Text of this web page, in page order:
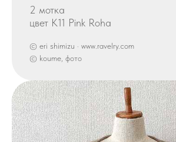
2 мотка
цвет K11 Pink Roha
© eri shimizu · www.ravelry.com
© koume, фото